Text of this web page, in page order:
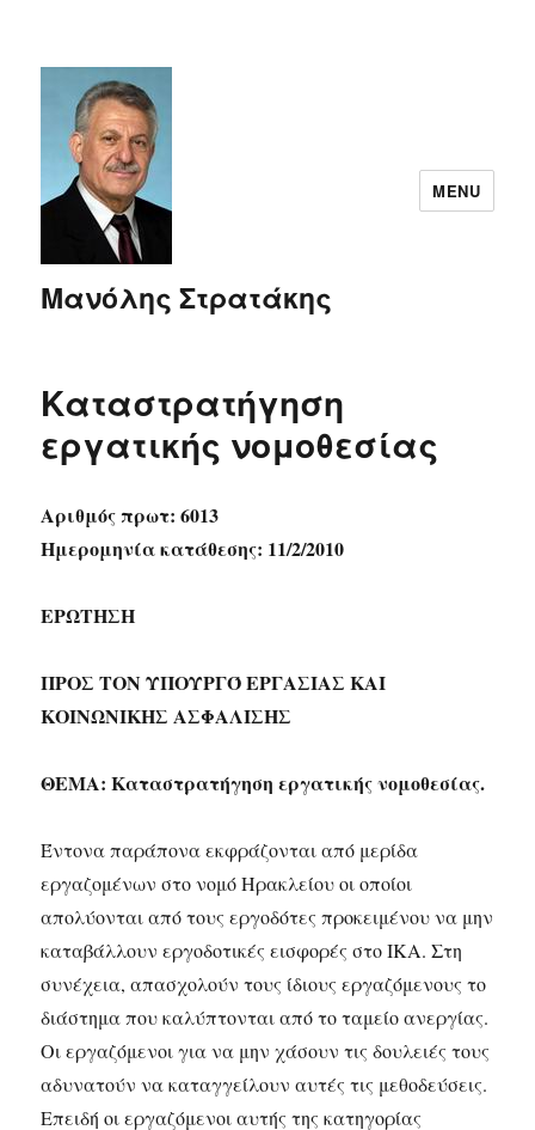
Μανόλης Στρατάκης
MENU
Καταστρατήγηση
εργατικής νομοθεσίας
Αριθμός πρωτ: 6013
Ημερομηνία κατάθεσης: 11/2/2010
ΕΡΩΤΗΣΗ
ΠΡΟΣ ΤΟΝ ΥΠΟΥΡΓΌ ΕΡΓΑΣΙΑΣ ΚΑΙ
ΚΟΙΝΩΝΙΚΗΣ ΑΣΦΑΛΙΣΗΣ
ΘΕΜΑ: Καταστρατήγηση εργατικής νομοθεσίας.
Έντονα παράπονα εκφράζονται από μερίδα
εργαζομένων στο νομό Ηρακλείου οι οποίοι
απολύονται από τους εργοδότες προκειμένου να μην
καταβάλλουν εργοδοτικές εισφορές στο ΙΚΑ. Στη
συνέχεια, απασχολούν τους ίδιους εργαζόμενους το
διάστημα που καλύπτονται από το ταμείο ανεργίας.
Οι εργαζόμενοι για να μην χάσουν τις δουλειές τους
αδυνατούν να καταγγείλουν αυτές τις μεθοδεύσεις.
Επειδή οι εργαζόμενοι αυτής της κατηγορίας